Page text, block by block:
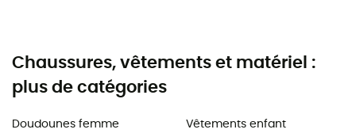
Chaussures, vêtements et matériel :
plus de catégories
Doudounes femme
Vêtements enfant